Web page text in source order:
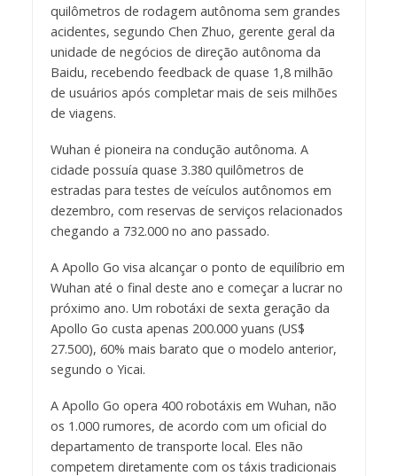
quilômetros de rodagem autônoma sem grandes
acidentes, segundo Chen Zhuo, gerente geral da
unidade de negócios de direção autônoma da
Baidu, recebendo feedback de quase 1,8 milhão
de usuários após completar mais de seis milhões
de viagens.
Wuhan é pioneira na condução autônoma. A
cidade possuía quase 3.380 quilômetros de
estradas para testes de veículos autônomos em
dezembro, com reservas de serviços relacionados
chegando a 732.000 no ano passado.
A Apollo Go visa alcançar o ponto de equilíbrio em
Wuhan até o final deste ano e começar a lucrar no
próximo ano. Um robotáxi de sexta geração da
Apollo Go custa apenas 200.000 yuans (US$
27.500), 60% mais barato que o modelo anterior,
segundo o Yicai.
A Apollo Go opera 400 robotáxis em Wuhan, não
os 1.000 rumores, de acordo com um oficial do
departamento de transporte local. Eles não
competem diretamente com os táxis tradicionais